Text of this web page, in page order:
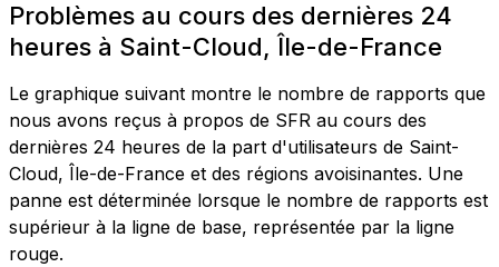
Problèmes au cours des dernières 24
heures à Saint-Cloud, Île-de-France
Le graphique suivant montre le nombre de rapports que
nous avons reçus à propos de SFR au cours des
dernières 24 heures de la part d'utilisateurs de Saint-
Cloud, Île-de-France et des régions avoisinantes. Une
panne est déterminée lorsque le nombre de rapports est
supérieur à la ligne de base, représentée par la ligne
rouge.